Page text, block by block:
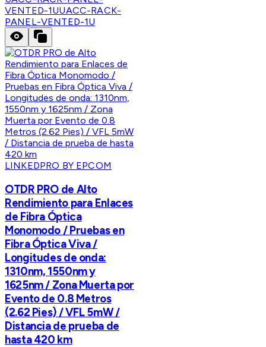
VENTED-1UUACC-RACK-
PANEL-VENTED-1U
LINKEDPRO BY EPCOM
OTDR PRO de Alto
Rendimiento para Enlaces
de Fibra Óptica
Monomodo / Pruebas en
Fibra Óptica Viva /
Longitudes de onda:
1310nm, 1550nm y
1625nm / Zona Muerta por
Evento de 0.8 Metros
(2.62 Pies) / VFL 5mW /
Distancia de prueba de
hasta 420 km